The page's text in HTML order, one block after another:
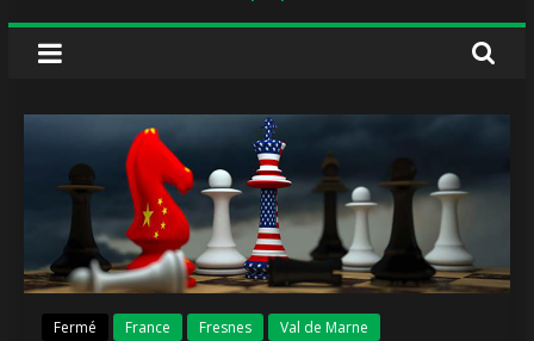
Fermé France Fresnes Val de Marne